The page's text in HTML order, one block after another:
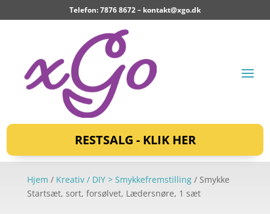
Telefon: 7876 8672 – kontakt@xgo.dk
RESTSALG - KLIK HER
Hjem / Kreativ / DIY > Smykkefremstilling/ Smykke
Startsæt, sort, forsølvet, Lædersnøre, 1 sæt